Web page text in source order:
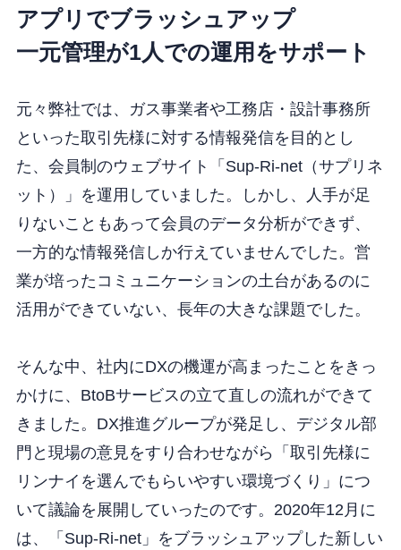
アプリでブラッシュアップ
一元管理が1人での運用をサポート
元々弊社では、ガス事業者や工務店・設計事務所
といった取引先様に対する情報発信を目的とし
た、会員制のウェブサイト「Sup-Ri-net（サプリネ
ット）」を運用していました。しかし、人手が足
りないこともあって会員のデータ分析ができず、
一方的な情報発信しか行えていませんでした。営
業が培ったコミュニケーションの土台があるのに
活用ができていない、長年の大きな課題でした。
そんな中、社内にDXの機運が高まったことをきっ
かけに、BtoBサービスの立て直しの流れができて
きました。DX推進グループが発足し、デジタル部
門と現場の意見をすり合わせながら「取引先様に
リンナイを選んでもらいやすい環境づくり」につ
いて議論を展開していったのです。2020年12月に
は、「Sup-Ri-net」をブラッシュアップした新しい